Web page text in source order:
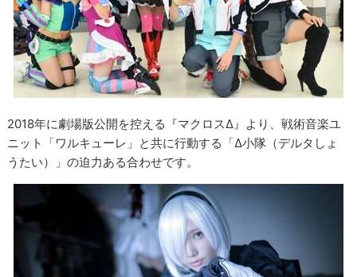
2018年に劇場版公開を控える『マクロスΔ』より、戦術音楽ユ
ニット「ワルキューレ」と共に行動する「Δ小隊（デルタしょ
うたい）」の迫力ある合わせです。